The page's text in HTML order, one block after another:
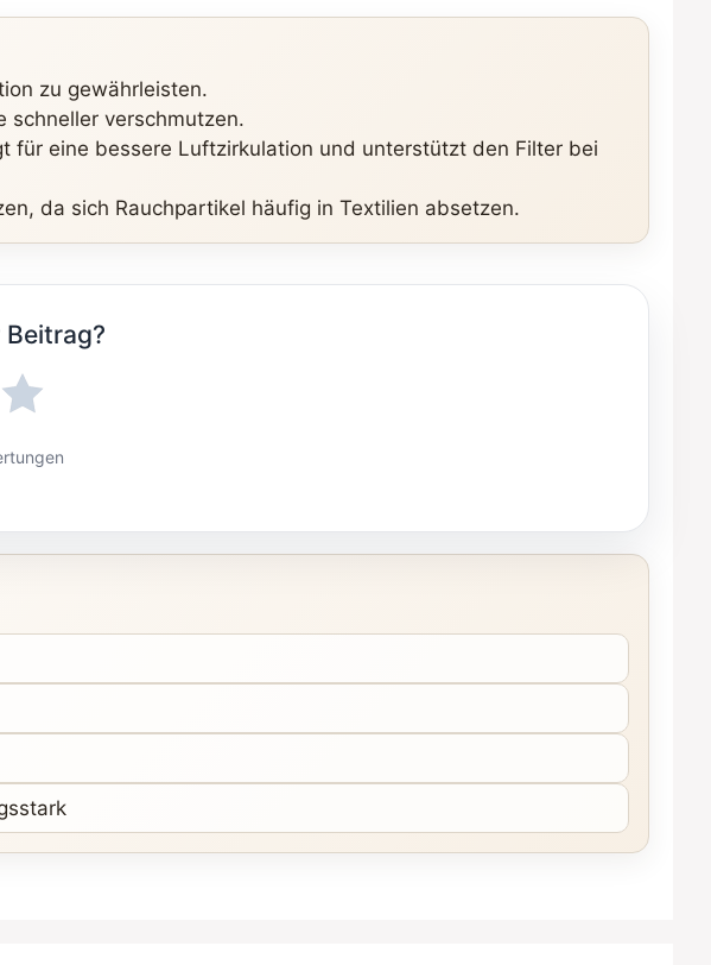
zu gewährleisten.
schneller verschmutzen.
für eine bessere Luftzirkulation und unterstützt den Filter bei
da sich Rauchpartikel häufig in Textilien absetzen.